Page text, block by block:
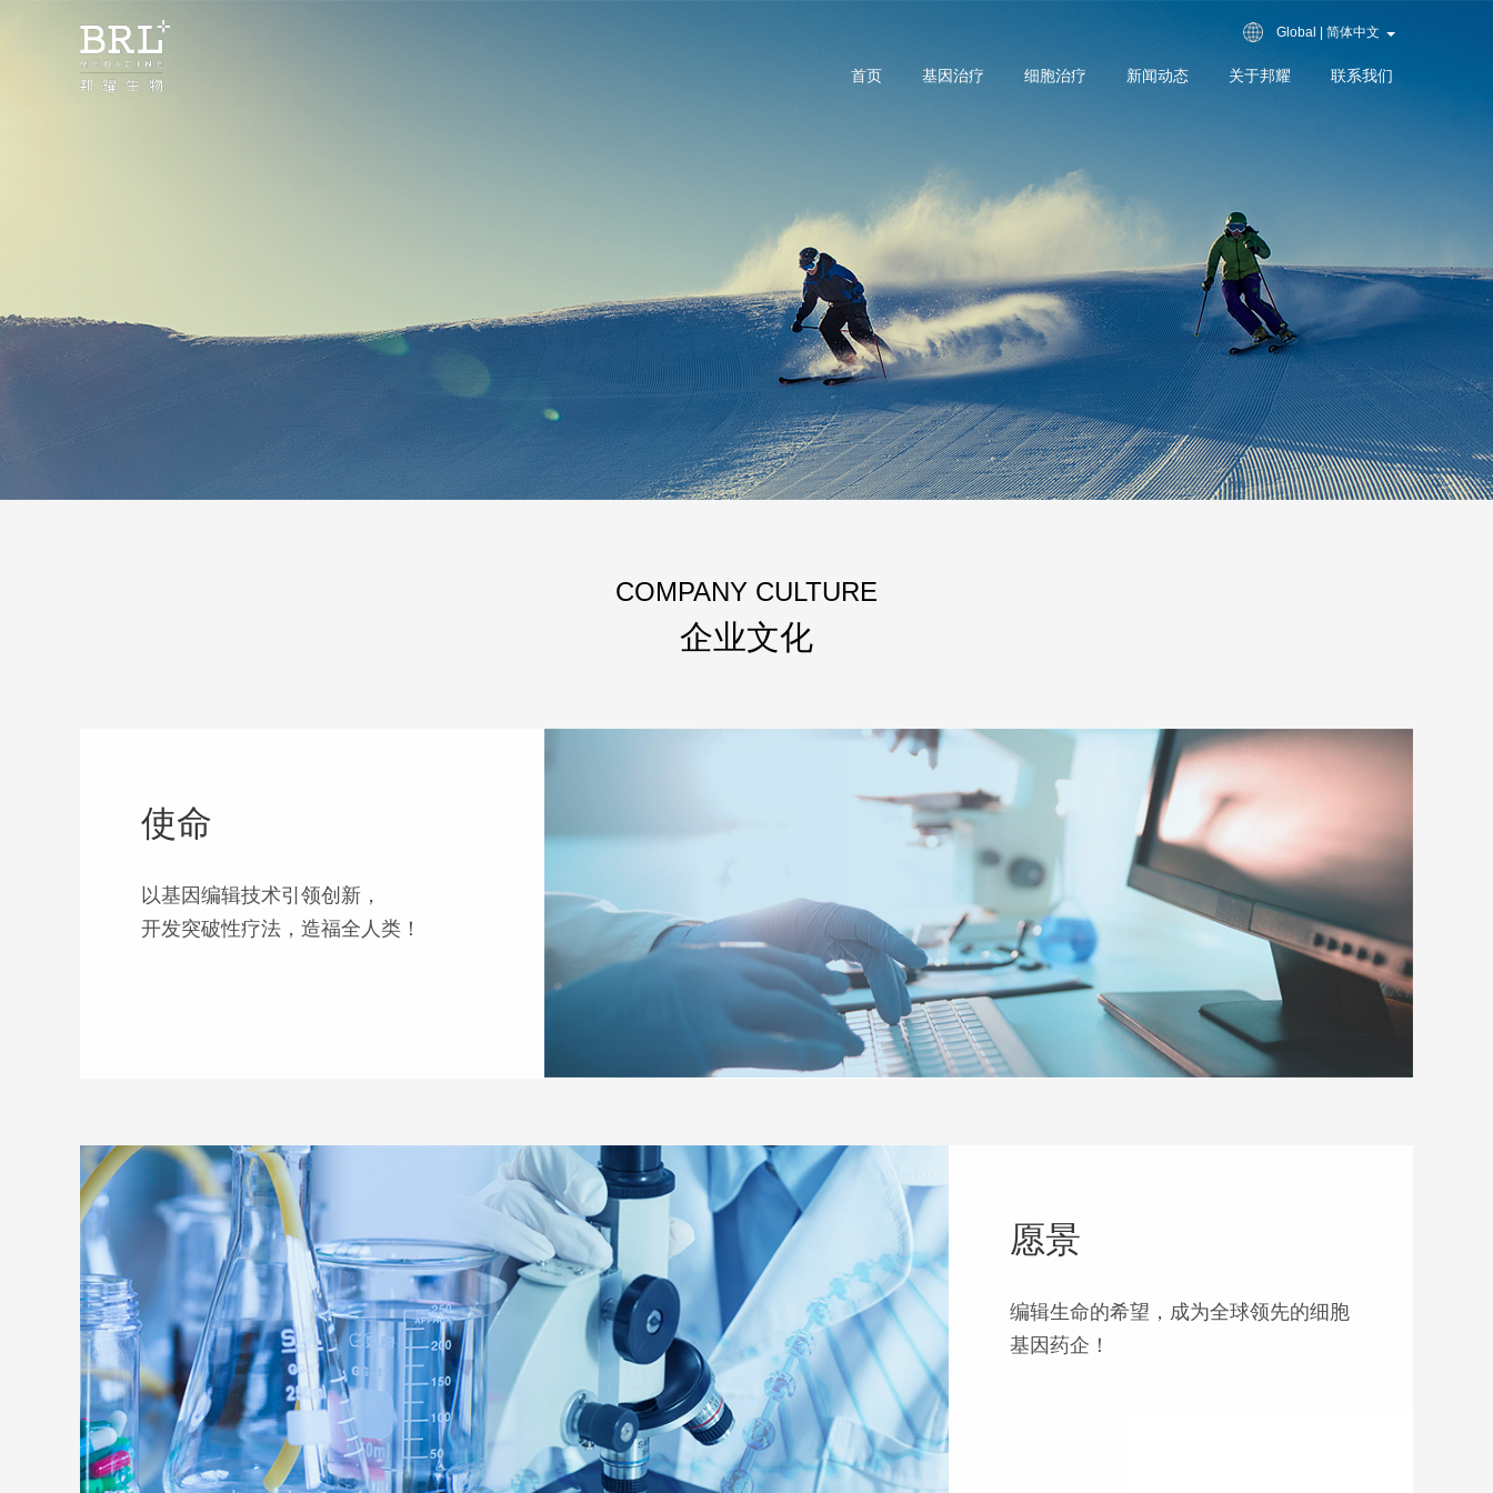
Global | 简体中文
首页 基因治疗 细胞治疗 新闻动态 关于邦耀 联系我们
COMPANY CULTURE
企业文化
使命
以基因编辑技术引领创新，
开发突破性疗法，造福全人类！
愿景
编辑生命的希望，成为全球领先的细胞
基因药企！